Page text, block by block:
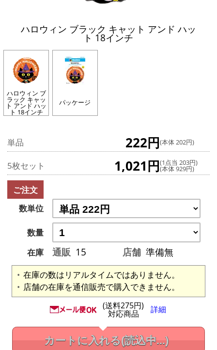
ハロウィン ブラック キャット アンド ハッ
ト 18インチ
ハロウィン ブ
ラック キャッ
ト アンド ハッ
ト 18インチ
パッケージ
単品 222円(本体 202円)
5枚セット 1,021円(1点当 203円)
(本体 929円)
ご注文
数単位
数量
在庫
通販 15 店舗 準備無
在庫の数はリアルタイムではありません。
店舗の在庫を通信販売で購入できません。
(送料275円)
対応商品 詳細
カートに入れる(読込中...)